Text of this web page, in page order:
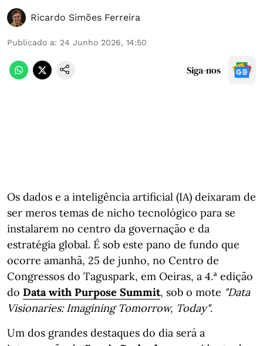
Ricardo Simões Ferreira
Publicado a: 24 Junho 2026, 14:50
Siga-nos
Os dados e a inteligência artificial (IA) deixaram de
ser meros temas de nicho tecnológico para se
instalarem no centro da governação e da
estratégia global. É sob este pano de fundo que
ocorre amanhã, 25 de junho, no Centro de
Congressos do Taguspark, em Oeiras, a 4.ª edição
do Data with Purpose Summit, sob o mote "Data
Visionaries: Imagining Tomorrow, Today".
Um dos grandes destaques do dia será a